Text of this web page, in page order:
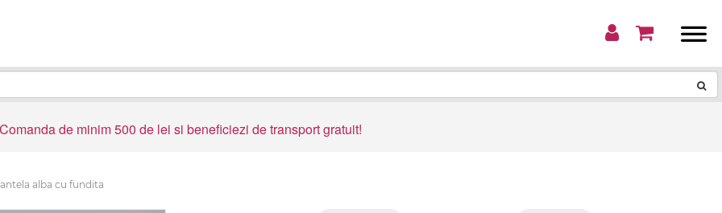
Comanda de minim 500 de lei si beneficiezi de transport gratuit!
alba cu fundita